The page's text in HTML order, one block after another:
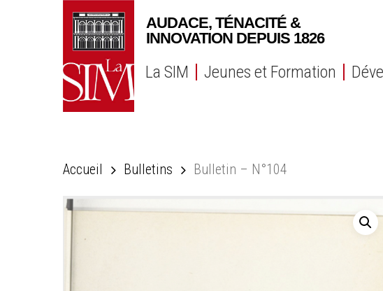
La SIM Jeunes et Formation
Accueil Bulletins Bulletin – N°104